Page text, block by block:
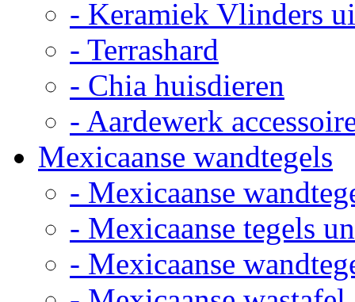
- Keramiek Vlinders
- Terrashard
- Chia huisdieren
- Aardewerk
Mexicaanse wandtegels
- Mexicaanse
- Mexicaanse tegels
- Mexicaanse